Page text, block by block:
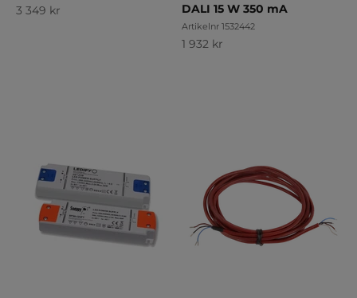
REA-pris
3 349 kr
DALI 15 W 350 mA
Artikelnr 1532442
REA-pris
1 932 kr